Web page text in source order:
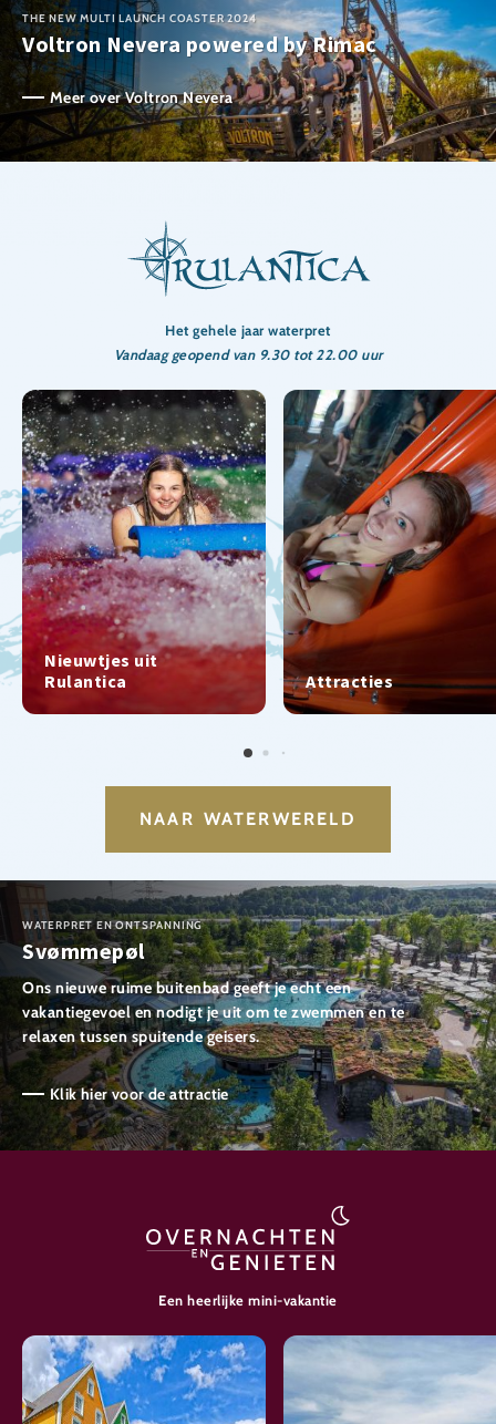
THE NEW MULTI LAUNCH COASTER 2024
Voltron Nevera powered by Rimac
Meer over Voltron Nevera
Het gehele jaar waterpret
Vandaag geopend van 9.30 tot 22.00 uur
Nieuwtjes uit
Rulantica
Attracties
NAAR WATERWERELD
WATERPRET EN ONTSPANNING
Svømmepøl
Ons nieuwe ruime buitenbad geeft je echt een
vakantiegevoel en nodigt je uit om te zwemmen en te
relaxen tussen spuitende geisers.
Klik hier voor de attractie
Een heerlijke mini-vakantie